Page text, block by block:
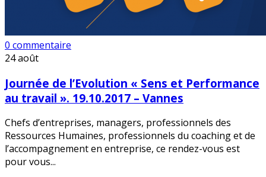
0 commentaire
24août
Journée de l’Evolution « Sens et Performance
au travail ». 19.10.2017 – Vannes
Chefs d’entreprises, managers, professionnels des
Ressources Humaines, professionnels du coaching et de
l’accompagnement en entreprise, ce rendez-vous est
pour vous...